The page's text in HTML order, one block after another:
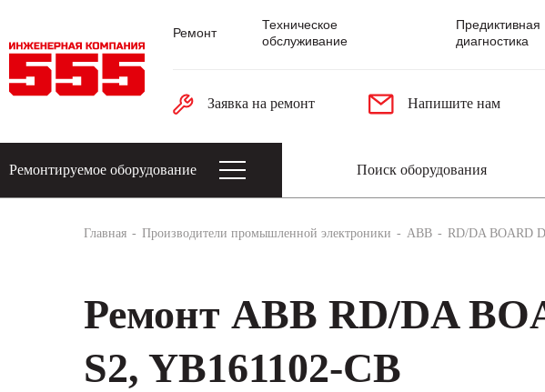
Ремонт
Техническое
обслуживание
Предиктивная
диагностика
Заявка на ремонт Напишите нам
Ремонтируемое оборудование
Главная Производители промышленной электроники ABB RD/DA BOARD
Ремонт ABB RD/DA
S2, YB161102-CB